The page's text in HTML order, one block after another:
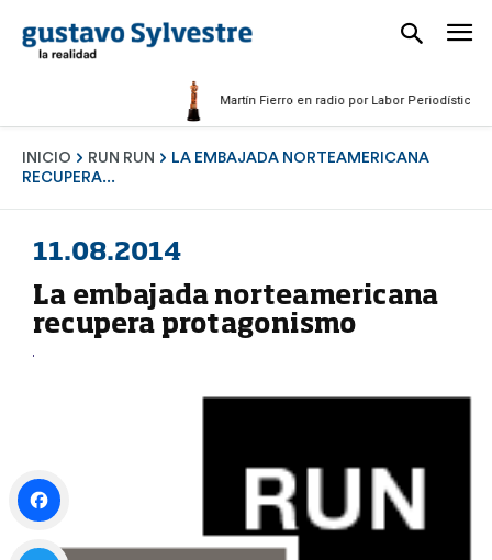
Martín Fierro en radio por Labor Periodística
INICIO RUN RUN
LA EMBAJADA NORTEAMERICANA
RECUPERA...
11.08.2014
La embajada norteamericana
recupera protagonismo
Facebook